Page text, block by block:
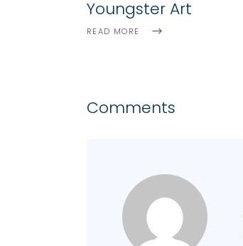
Youngster Art
READ MORE
Comments